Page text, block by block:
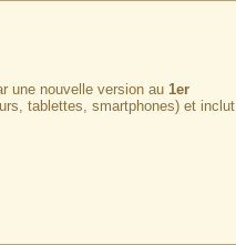
une nouvelle version au 1er
tablettes, smartphones) et inclut